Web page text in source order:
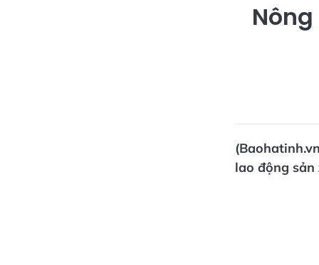
lao động